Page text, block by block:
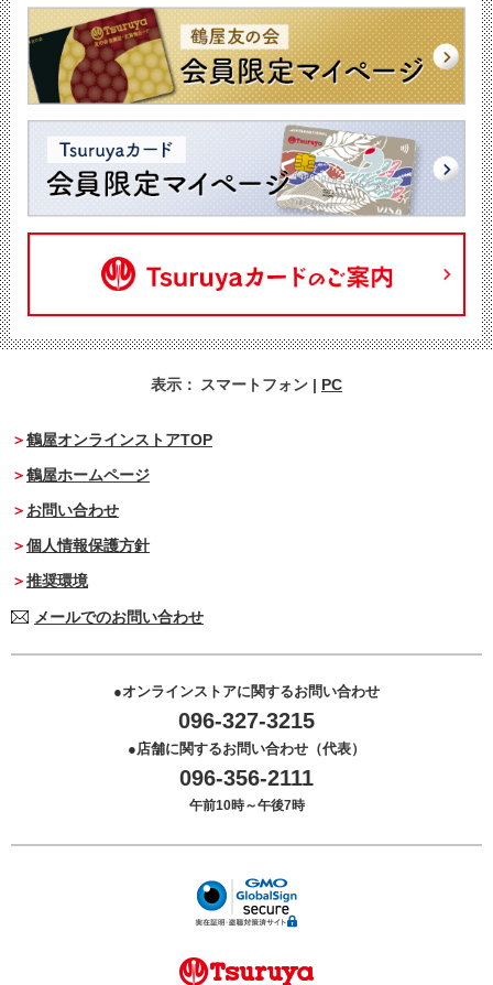
表示： スマートフォン | PC
鶴屋オンラインストアTOP
鶴屋ホームページ
お問い合わせ
個人情報保護方針
推奨環境
メールでのお問い合わせ
オンラインストアに関するお問い合わせ
096-327-3215
店舗に関するお問い合わせ（代表）
096-356-2111
午前10時～午後7時